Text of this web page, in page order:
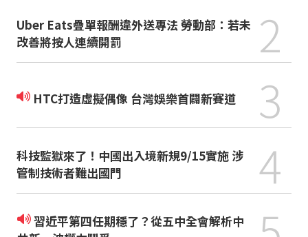
Uber Eats疊單報酬違外送專法 勞動部：若未
改善將按人連續開罰
2
HTC打造虛擬偶像 台灣娛樂首闢新賽道 3
科技監獄來了！中國出入境新規9/15實施 涉
管制技術者難出國門
4
習近平第四任期穩了？從五中全會解析中